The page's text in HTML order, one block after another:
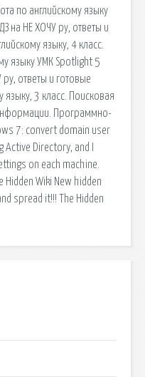
по английскому языку
на НЕ ХОЧУ ру, ответы и
языку, 4 класс.
языку УМК Spotlight 5
ру, ответы и готовые
3 класс. Поисковая
Программно-
7: convert domain user
Directory, and I
on each machine.
Hidden Wiki New hidden
spread it!!! The Hidden